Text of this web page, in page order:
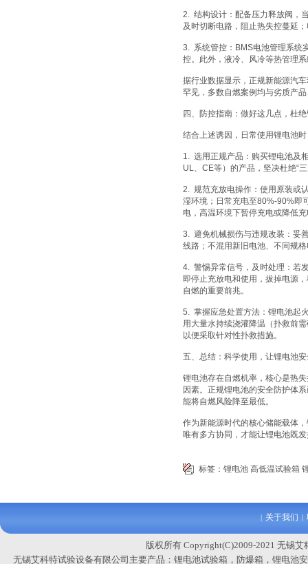
2. 结构设计：配备压力释放阀，
及时切断电路，阻止热失控蔓延
3. 系统管控：BMS电池管理系统
控。此外，液冷、风冷等热管理
据行业数据显示，正规新能源汽
罕见，多数自燃案例均与劣质产
四、防控指南：做好这几点，杜
结合上述诱因，日常使用锂电池
1. 选用正规产品：购买锂电池及
UL、CE等）的产品，坚决杜绝“
2. 规范充放电操作：使用原装或
湿环境；日常充电至80%-90%即
电，高温环境下暂停充电或降低
3. 避免机械损伤与违规改装：妥
线路；不混用新旧电池、不同规
4. 警惕异常信号，及时处理：若
即停止充放电和使用，拔掉电源
自燃的重要前兆。
5. 掌握应急处置方法：锂电池起
用大量水持续浇灌降温（扑救前
以便采取针对性扑救措施。
五、总结：科学使用，让锂电池
锂电池存在自燃机率，核心是热
因素。正规锂电池的安全防护体
能将自燃风险降至最低。
作为新能源时代的核心储能载体
唯有多方协同，才能让锂电池既
标签： 锂电池 高低温试验箱
版权所有 Copyright(C)2009-2021 无锡
无锡艾科特试验设备有限公司主要产品： 锂电池试验箱，防爆箱，锂电池
| 关于我们 |